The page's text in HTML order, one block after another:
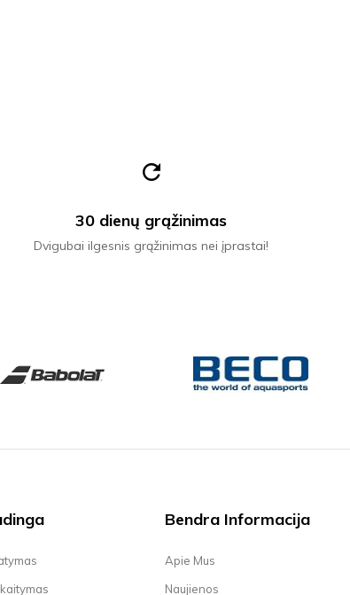
refresh
30 dienų grąžinimas
Dvigubai ilgesnis grąžinimas nei įprastai!
Bendra Informacija
Apie Mus
Naujienos